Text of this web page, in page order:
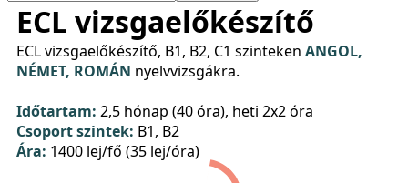
ECL vizsgaelőkészítő
ECL vizsgaelőkészítő, B1, B2, C1 szinteken ANGOL,
NÉMET, ROMÁN nyelvvizsgákra.
Időtartam: 2,5 hónap (40 óra), heti 2x2 óra
Csoport szintek: B1, B2
Ára: 1400 lej/fő (35 lej/óra)